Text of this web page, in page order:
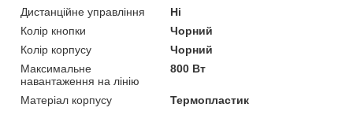
Дистанційне управління
Ні
Колір кнопки
Чорний
Колір корпусу
Чорний
Максимальне
навантаження на лінію
800 Вт
Матеріал корпусу
Термопластик